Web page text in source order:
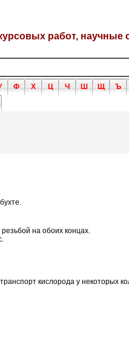
работ, научные
Ф Х Ц Ч Ш Щ Ъ
на обоих концах.
кислорода у некоторых